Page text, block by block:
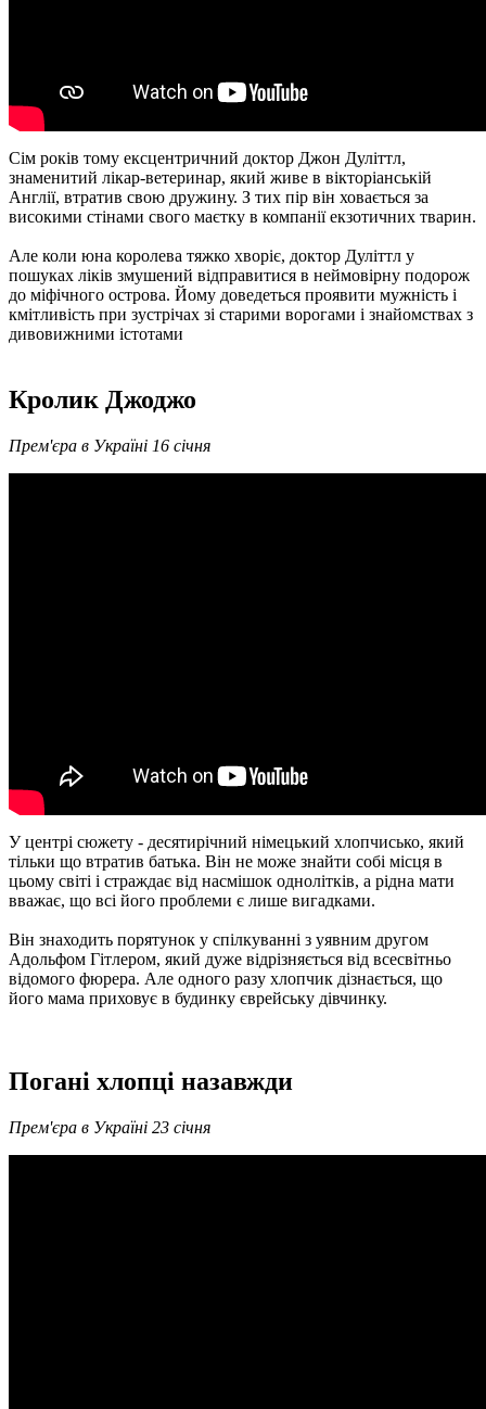
Сім років тому ексцентричний доктор Джон Дуліттл,
знаменитий лікар-ветеринар, який живе в вікторіанській
Англії, втратив свою дружину. З тих пір він ховається за
високими стінами свого маєтку в компанії екзотичних тварин.
Але коли юна королева тяжко хворіє, доктор Дуліттл у
пошуках ліків змушений відправитися в неймовірну подорож
до міфічного острова. Йому доведеться проявити мужність і
кмітливість при зустрічах зі старими ворогами і знайомствах з
дивовижними істотами
Кролик Джоджо
Прем'єра в Україні 16 січня
У центрі сюжету - десятирічний німецький хлопчисько, який
тільки що втратив батька. Він не може знайти собі місця в
цьому світі і страждає від насмішок однолітків, а рідна мати
вважає, що всі його проблеми є лише вигадками.
Він знаходить порятунок у спілкуванні з уявним другом
Адольфом Гітлером, який дуже відрізняється від всесвітньо
відомого фюрера. Але одного разу хлопчик дізнається, що
його мама приховує в будинку єврейську дівчинку.
Погані хлопці назавжди
Прем'єра в Україні 23 січня